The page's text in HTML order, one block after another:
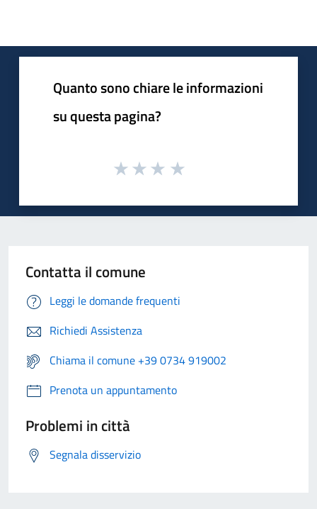
Quanto sono chiare le informazioni
su questa pagina?
Contatta il comune
Leggi le domande frequenti
Richiedi Assistenza
Chiama il comune +39 0734 919002
Prenota un appuntamento
Problemi in città
Segnala disservizio